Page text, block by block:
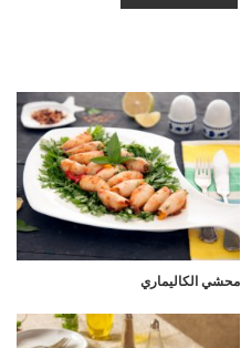
محشي الكاليماري